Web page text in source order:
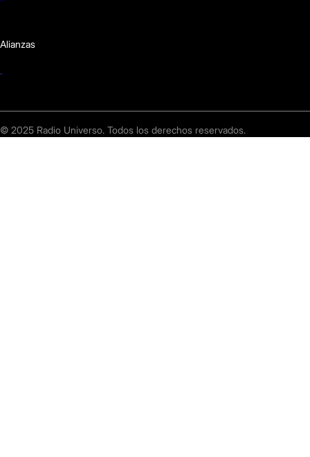
Alianzas
© 2025 Radio Universo. Todos los derechos reservados.